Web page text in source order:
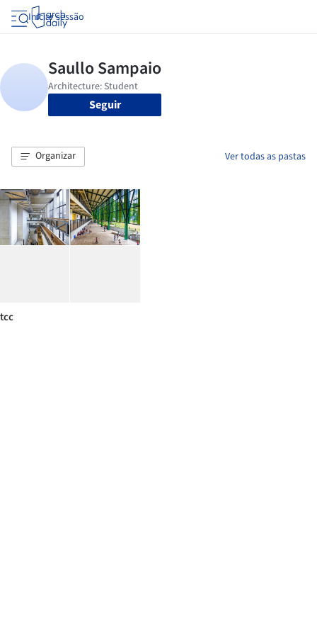
Iniciar sessão
Seguir
Organizar Ver todas as pastas
tcc